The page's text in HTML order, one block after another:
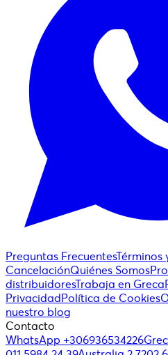
Preguntas FrecuentesTérminos
CancelaciónQuiénes Somos
distribuidoresTrabaja en Greca
PrivacidadPolítica de Cookies
nuestro blog
Contacto
WhatsApp +306936534226